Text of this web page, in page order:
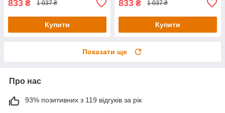
833 ₴ 1 037 ₴
Купити
833 ₴ 1 037 ₴
Купити
Показати ще
Про нас
93% позитивних з 119 відгуків за рік